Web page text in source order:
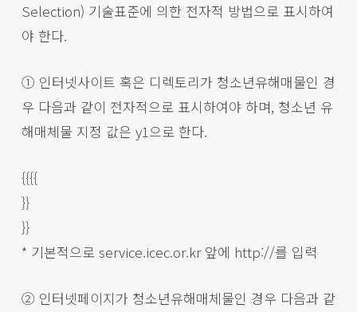
Selection) 기술표준에 의한 전자적 방법으로 표시하여
야 한다.
① 인터넷사이트 혹은 디렉토리가 청소년유해매물인 경
우 다음과 같이 전자적으로 표시하여야 하며, 청소년 유
해매체물 지정 값은 y1으로 한다.
{{{{
}}
}}
* 기본적으로 service.icec.or.kr 앞에 http://를 입력
② 인터넷페이지가 청소년유해매체물인 경우 다음과 같